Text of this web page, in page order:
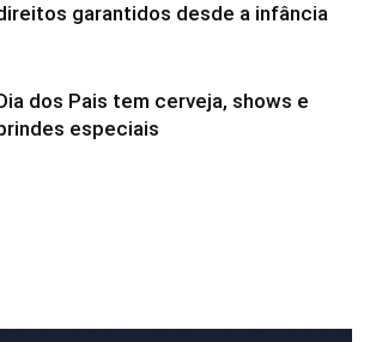
garantidos desde a infância
dos Pais tem cerveja, shows e
especiais